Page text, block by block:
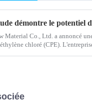
Material Co., Ltd. a annoncé
chloré (CPE).